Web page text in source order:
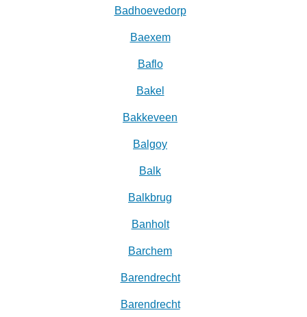
Badhoevedorp
Baexem
Baflo
Bakel
Bakkeveen
Balgoy
Balk
Balkbrug
Banholt
Barchem
Barendrecht
Barendrecht‎